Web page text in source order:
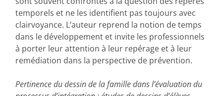
temporels et ne les identifient pas toujours avec
clairvoyance. L’auteur reprend la notion de temps
dans le développement et invite les professionnels
à porter leur attention à leur repérage et à leur
remédiation dans la perspective de prévention.
Pertinence du dessin de la famille dans l’évaluation du